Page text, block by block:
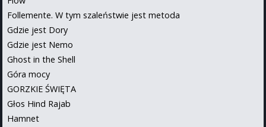
Follemente. W tym szaleństwie jest metoda
Gdzie jest Dory
Gdzie jest Nemo
Ghost in the Shell
Góra mocy
GORZKIE ŚWIĘTA
Głos Hind Rajab
Hamnet